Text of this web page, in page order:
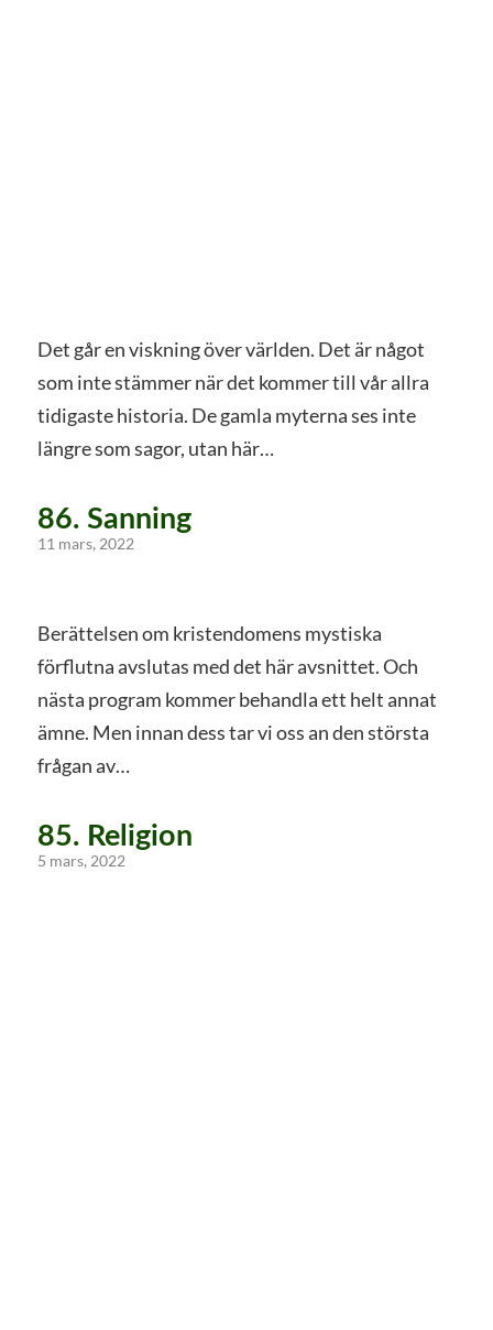
Det går en viskning över världen. Det är något
som inte stämmer när det kommer till vår allra
tidigaste historia. De gamla myterna ses inte
längre som sagor, utan här…
86. Sanning
11 mars, 2022
Berättelsen om kristendomens mystiska
förflutna avslutas med det här avsnittet. Och
nästa program kommer behandla ett helt annat
ämne. Men innan dess tar vi oss an den största
frågan av…
85. Religion
5 mars, 2022